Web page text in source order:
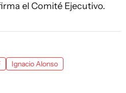
el Comité Ejecutivo.
Ignacio Alonso